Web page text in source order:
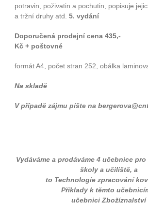
potravin, poživatin a pochutin, popisuje
a tržní druhy atd. 5. vydání
Doporučená prodejní cena 435,-
Kč + poštovné
formát A4, počet stran 252, obálka
Na skladě
V případě zájmu pište na
Vydáváme a prodáváme 4 učebnice
školy a učiliště, a
to Technologie zpracování
Příklady k těmto
učebnici Zbožíznalství